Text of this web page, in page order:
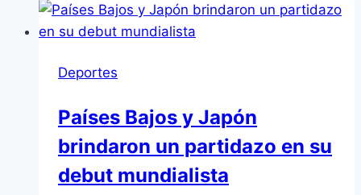
Deportes
Países Bajos y Japón
brindaron un partidazo en su
debut mundialista